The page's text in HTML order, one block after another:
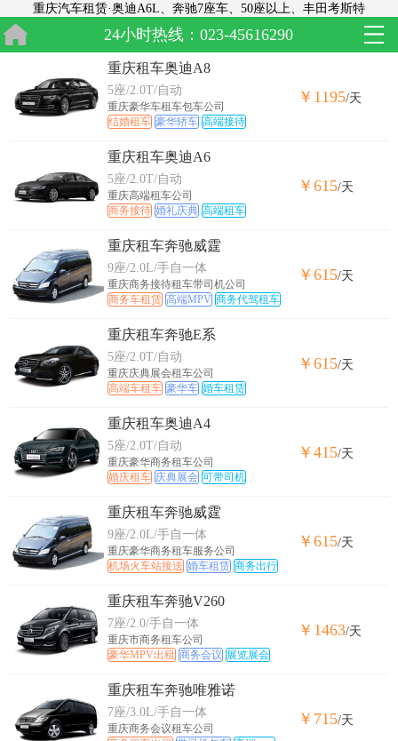
重庆汽车租赁·奥迪A6L、奔驰7座车、50座以上、丰田考斯特
24小时热线：023-45616290
重庆租车奥迪A8
5座/2.0T/自动
重庆豪华车租车包车公司
结婚租车 豪华轿车 高端接待
￥1195/天
重庆租车奥迪A6
5座/2.0T/自动
重庆高端租车公司
商务接待 婚礼庆典 高端租车
￥615/天
重庆租车奔驰威霆
9座/2.0L/手自一体
重庆商务接待租车带司机公司
商务车租赁 高端MPV 商务代驾租车
￥615/天
重庆租车奔驰E系
5座/2.0T/自动
重庆庆典展会租车公司
高端车租车 豪华车 婚车租赁
￥615/天
重庆租车奥迪A4
5座/2.0T/自动
重庆豪华商务租车公司
婚庆租车 庆典展会 可带司机
￥415/天
重庆租车奔驰威霆
9座/2.0L/手自一体
重庆豪华商务租车服务公司
机场火车站接送 婚车租赁 商务出行
￥615/天
重庆租车奔驰V260
7座/2.0/手自一体
重庆市商务租车公司
豪华MPV出租 商务会议 展览展会
￥1463/天
重庆租车奔驰唯雅诺
7座/3.0L/手自一体
重庆商务会议租车公司
￥715/天